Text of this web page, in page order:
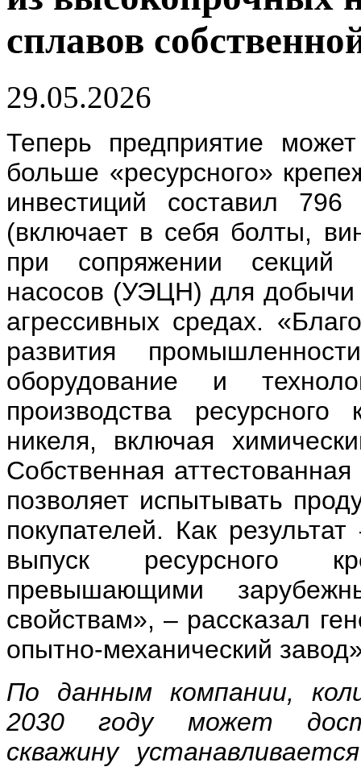
сплавов
29.05.2026
Теперь предприятие
больше «ресурсного»
инвестиций составил
(включает в себя болты,
при сопряжении секций
насосов (УЭЦН) для
агрессивных средах.
развития
оборудование и
производства
никеля, включая
Собственная
позволяет испытывать
покупателей. Как
выпуск ресурсного
превышающими
свойствам», – рассказал
опытно-механический
По данным компании,
2030 году может
скважину